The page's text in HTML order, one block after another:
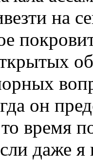
на
он
время
даже я